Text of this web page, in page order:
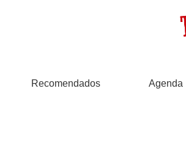
Recomendados Agenda